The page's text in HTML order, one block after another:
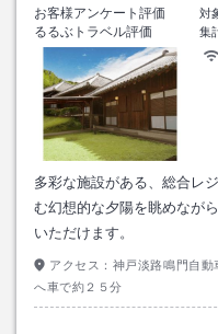
お客様アンケート評価
対
るるぶトラベル評価
集
多彩な施設がある、総合レ
む幻想的な夕陽を眺めなが
いただけます。
アクセス： 神戸淡路鳴門自
へ車で約２５分